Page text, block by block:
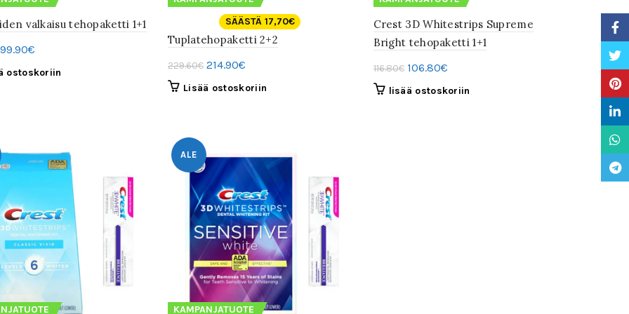
valkaisu tehopaketti 1+1
Alkuperäinen
hinta
99.90€Nykyinen
hinta
ostoskoriin
SÄÄSTÄ 17,70€
Tuplatehopaketti 2+2
229.60€ Alkuperäinen
hinta
214.90€
hinta
Lisää ostoskoriin
Crest 3D Whitestrips Supreme
Bright tehopaketti 1+1
116.80€ Alkuperäinen
hinta
106.80€Nykyinen
hinta
lisää ostoskoriin
ALE
KAMPANJATUOTE